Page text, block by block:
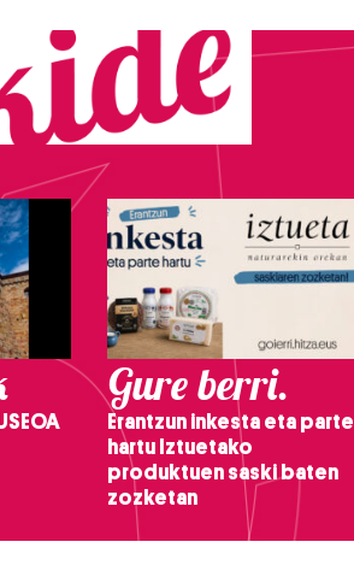
Gure berri.
Erantzun inkesta eta parte
hartu Iztuetako
produktuen saski baten
zozketan